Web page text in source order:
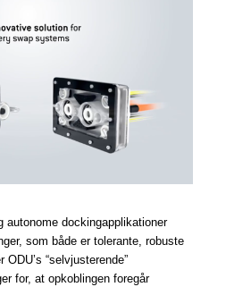
autonomedockingapplikationer
som både er tolerante, robuste
ODU’s “selvjusterende”
for, at opkoblingen foregår